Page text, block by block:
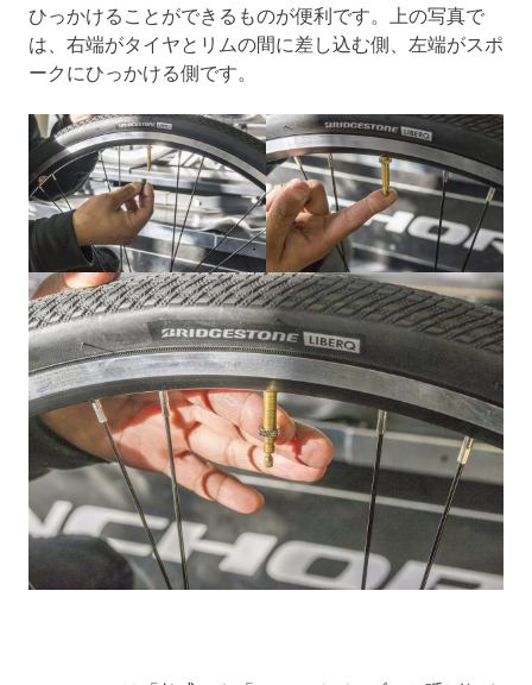
ひっかけることができるものが便利です。上の写真で
は、右端がタイヤとリムの間に差し込む側、左端がスポ
ークにひっかける側です。